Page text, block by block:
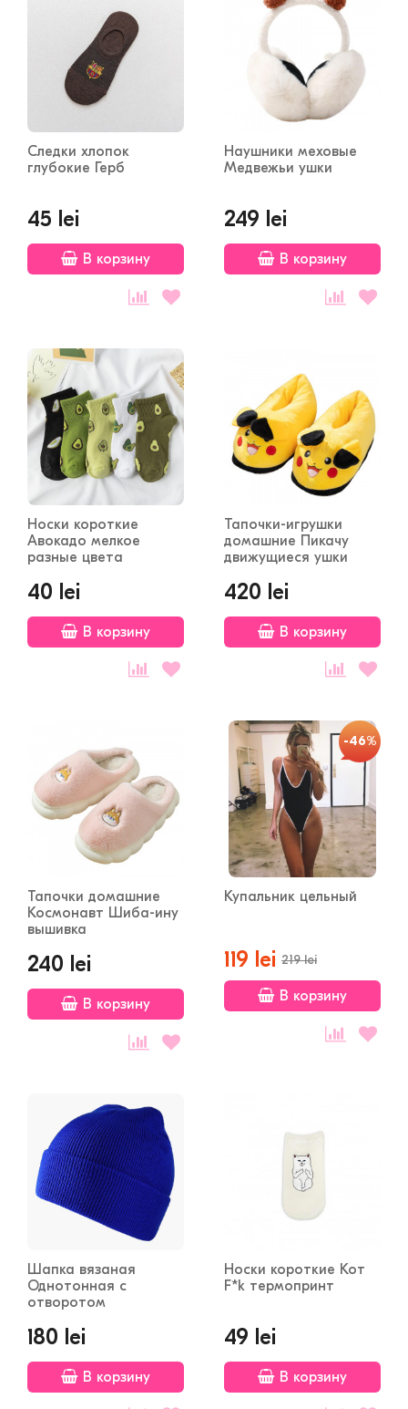
Следки хлопок
глубокие Герб
45 lei
В корзину
Наушники меховые
Медвежьи ушки
249 lei
В корзину
Носки короткие
Авокадо мелкое
разные цвета
40 lei
В корзину
Тапочки-игрушки
домашние Пикачу
движущиеся ушки
420 lei
В корзину
Тапочки домашние
Космонавт Шиба-ину
вышивка
240 lei
В корзину
-46%
Купальник цельный
119 lei 219 lei
В корзину
Шапка вязаная
Однотонная с
отворотом
180 lei
В корзину
Носки короткие Кот
F*k термопринт
49 lei
В корзину